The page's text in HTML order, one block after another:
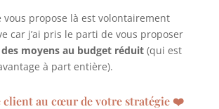
vous propose là est volontairement
car j’ai pris le parti de vous proposer
moyens au budget réduit(qui est
à part entière).
client au cœur de votre stratégie ❤️